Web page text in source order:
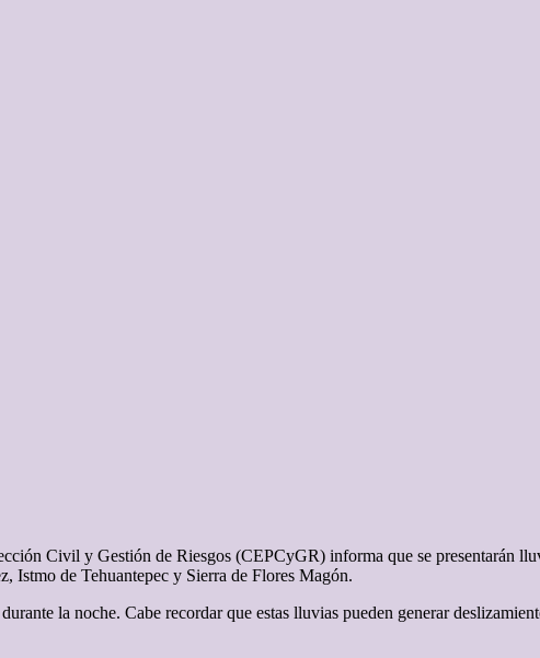
Civil y Gestión de Riesgos (CEPCyGR) informa que se presentarán
Istmo de Tehuantepec y Sierra de Flores Magón.
la noche. Cabe recordar que estas lluvias pueden generar